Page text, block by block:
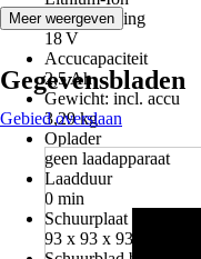
Accuspanning
18 V
Accucapaciteit
2,5 Ah
Gewicht: incl. accu
3,29 kg
Oplader
geen laadapparaat
Laadduur
0 min
Schuurplaat maat
93 x 93 x 93 mm
Meer weergeven
Gegevensbladen
Gebied overslaan